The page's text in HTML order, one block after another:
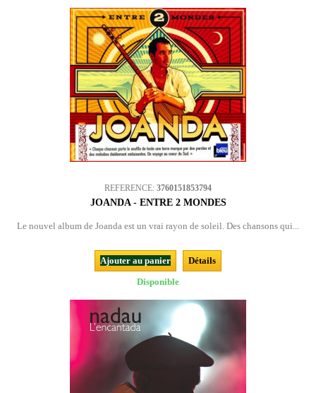
REFERENCE: 3760151853794
JOANDA - ENTRE 2 MONDES
Le nouvel album de Joanda est un vrai rayon de soleil. Des chansons qui...
Ajouter au panier
Détails
Disponible